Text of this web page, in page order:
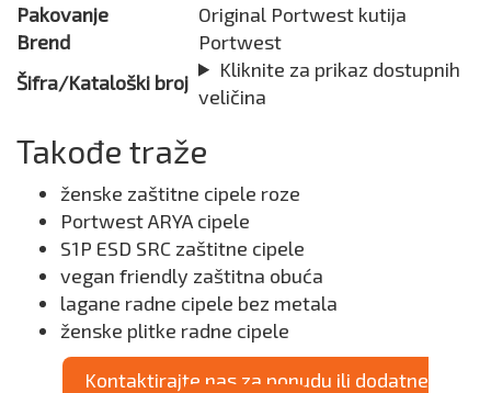
Pakovanje
Original Portwest kutija
Brend
Portwest
Šifra/Kataloški broj
Kliknite za prikaz dostupnih
veličina
Takođe traže
ženske zaštitne cipele roze
Portwest ARYA cipele
S1P ESD SRC zaštitne cipele
vegan friendly zaštitna obuća
lagane radne cipele bez metala
ženske plitke radne cipele
Kontaktirajte nas za ponudu ili dodatne